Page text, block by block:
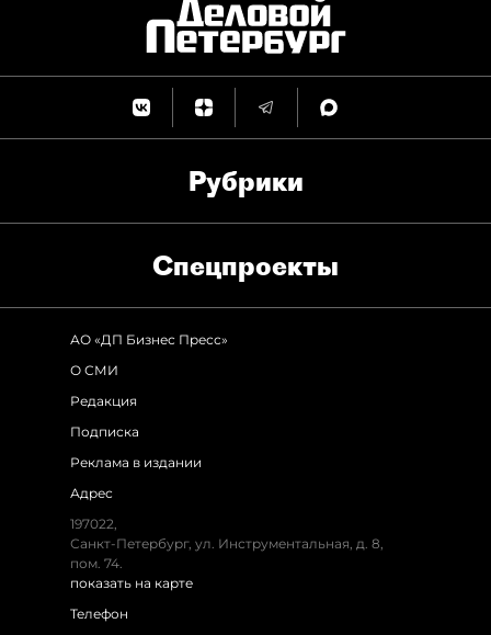
Рубрики
Спец­проекты
АО «ДП Бизнес Пресс»
О СМИ
Редакция
Подписка
Реклама в издании
Адрес
197022,
Санкт-Петербург, ул. Инструментальная, д. 8,
пом. 74.
показать на карте
Телефон